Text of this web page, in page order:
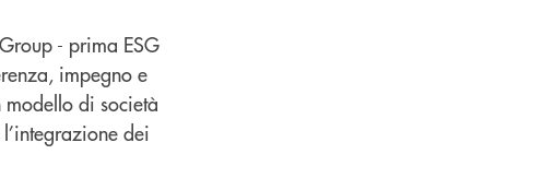
- prima ESG
impegno e
di società
dei